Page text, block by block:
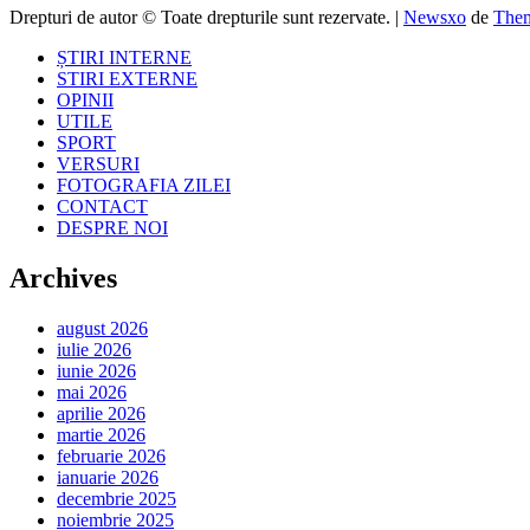
Drepturi de autor © Toate drepturile sunt rezervate. | Newsxo de
ȘTIRI INTERNE
STIRI EXTERNE
OPINII
UTILE
SPORT
VERSURI
FOTOGRAFIA ZILEI
CONTACT
DESPRE NOI
Archives
august 2026
iulie 2026
iunie 2026
mai 2026
aprilie 2026
martie 2026
februarie 2026
ianuarie 2026
decembrie 2025
noiembrie 2025